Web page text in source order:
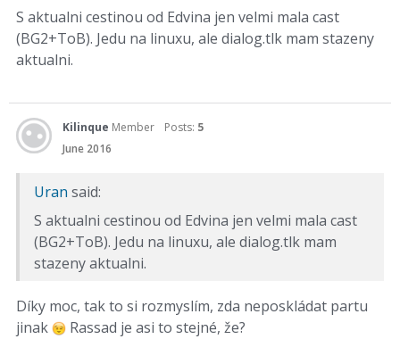
S aktualni cestinou od Edvina jen velmi mala cast
(BG2+ToB). Jedu na linuxu, ale dialog.tlk mam stazeny
aktualni.
Kilinque Member Posts: 5
June 2016
Uran said:
S aktualni cestinou od Edvina jen velmi mala cast
(BG2+ToB). Jedu na linuxu, ale dialog.tlk mam
stazeny aktualni.
Díky moc, tak to si rozmyslím, zda neposkládat partu
jinak
Rassad je asi to stejné, že?